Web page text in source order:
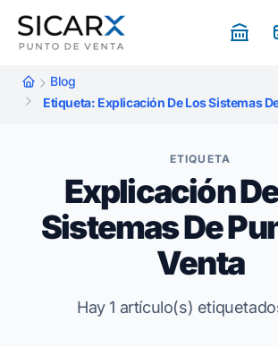
Blog
Etiqueta: Explicación De Los Sistemas
ETIQUETA
Explicación
Sistemas De
Venta
Hay 1 artículo(s)